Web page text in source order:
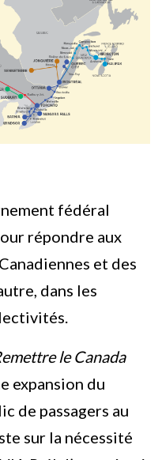
fédéral
répondre aux
et des
dans les
le Canada
expansion du
de passagers au
sur la nécessité